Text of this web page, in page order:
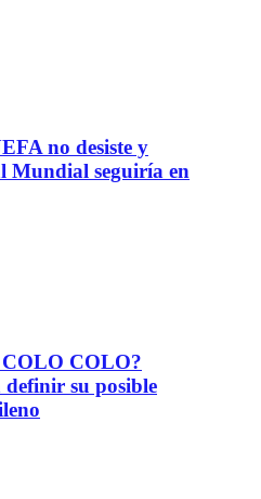
no desiste y
Mundial seguiría en
COLO?
su posible